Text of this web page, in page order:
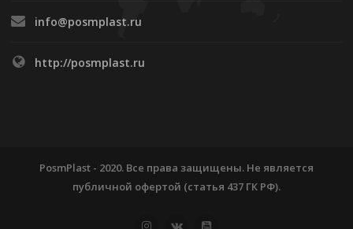
info@posmplast.ru
http://posmplast.ru
PosmPlast - 2020. Все права защищены. Не является
публичной офертой (статья 437 ГК РФ).